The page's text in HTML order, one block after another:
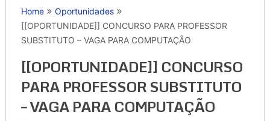
Home
Oportunidades
[[OPORTUNIDADE]] CONCURSO PARA PROFESSOR
SUBSTITUTO – VAGA PARA COMPUTAÇÃO
[[OPORTUNIDADE]] CONCURSO
PARA PROFESSOR SUBSTITUTO
– VAGA PARA COMPUTAÇÃO